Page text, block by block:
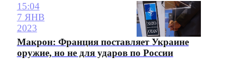
15:04
7 ЯНВ
2023
Макрон: Франция поставляет Украине
оружие, но не для ударов по России